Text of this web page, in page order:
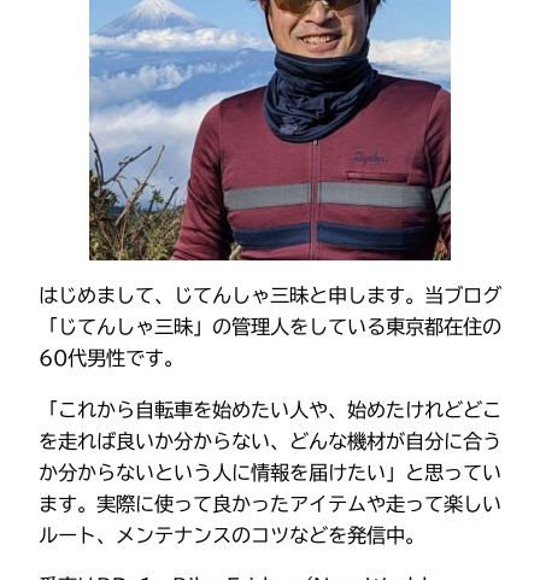
はじめまして、じてんしゃ三昧と申します。当ブログ
「じてんしゃ三昧」の管理人をしている東京都在住の
60代男性です。
「これから自転車を始めたい人や、始めたけれどどこ
を走れば良いか分からない、どんな機材が自分に合う
か分からないという人に情報を届けたい」と思ってい
ます。実際に使って良かったアイテムや走って楽しい
ルート、メンテナンスのコツなどを発信中。